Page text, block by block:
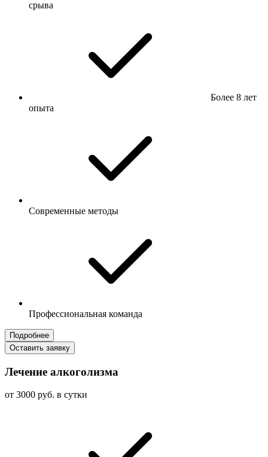
срыва
Более 8 лет
опыта
Современные методы
Профессиональная команда
Подробнее
Оставить заявку
Лечение алкоголизма
от 3000 руб. в сутки